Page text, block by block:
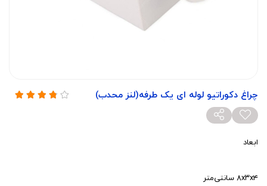
چراغ دکوراتیو لوله ای یک طرفه(لنز محدب)
ابعاد
۸x۳x۴ سانتی‌متر